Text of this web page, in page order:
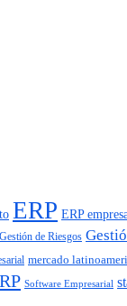
ERP ERP
Gestión de Riesgos
mercado
Software Empresarial